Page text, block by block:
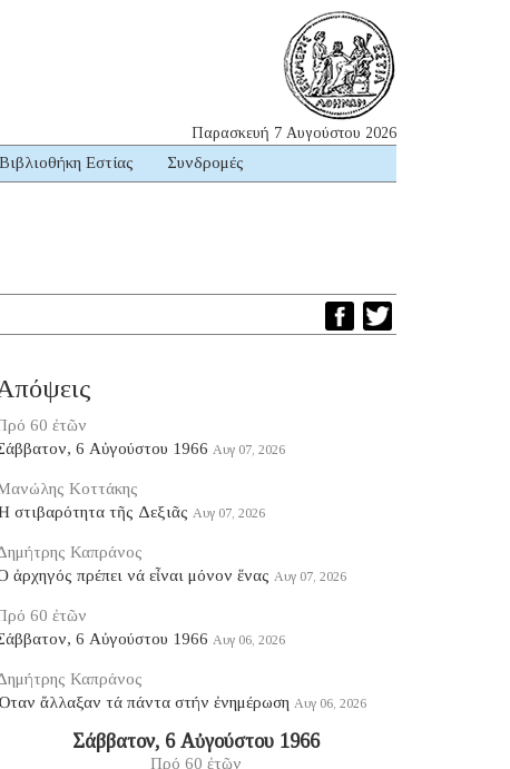
Παρασκευή 7 Αυγούστου 2026
Βιβλιοθήκη Εστίας Συνδρομές
60 ἐτῶν
6 Αὐγούστου 1966 Αυγ 07, 2026
Κοττάκης
στιβαρότητα τῆς Δεξιᾶς Αυγ 07, 2026
Καπράνος
ἀρχηγός πρέπει νά εἶναι μόνον ἕνας Αυγ 07, 2026
60 ἐτῶν
6 Αὐγούστου 1966 Αυγ 06, 2026
Καπράνος
ἄλλαξαν τά πάντα στήν ἐνημέρωση Αυγ 06, 2026
Σάββατον, 6 Αὐγούστου 1966
Πρό 60 ἐτῶν